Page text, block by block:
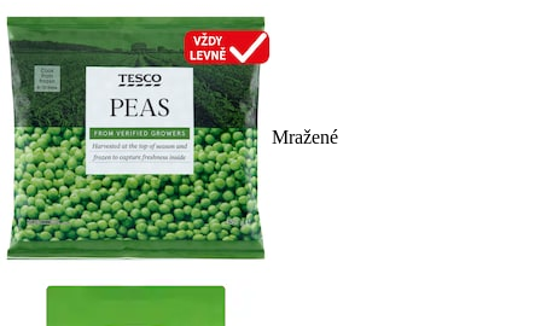
Mražené